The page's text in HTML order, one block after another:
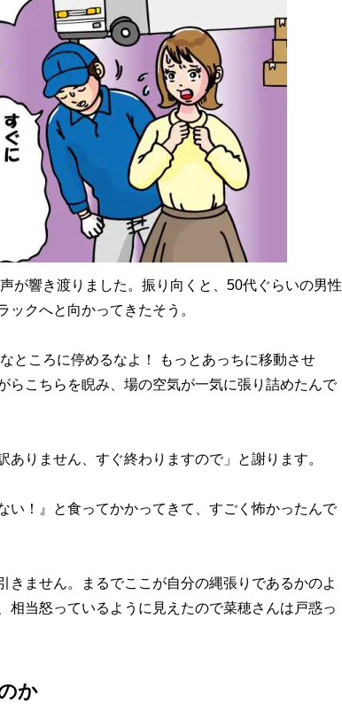
が響き渡りました。振り向くと、50代ぐらいの男性
クへと向かってきたそう。
ところに停めるなよ！ もっとあっちに移動させ
らこちらを睨み、場の空気が一気に張り詰めたんで
りません、すぐ終わりますので」と謝ります。
い！』と食ってかかってきて、すごく怖かったんで
ません。まるでここが自分の縄張りであるかのよ
相当怒っているように見えたので菜穂さんは戸惑っ
か